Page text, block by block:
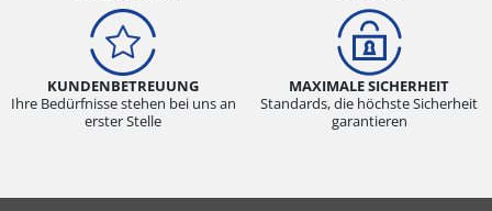
KUNDENBETREUUNG
Ihre Bedürfnisse stehen bei uns an
erster Stelle
MAXIMALE SICHERHEIT
Standards, die höchste Sicherheit
garantieren